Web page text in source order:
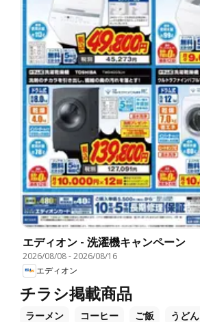
エディオン - 洗濯機キャンペーン
2026/08/08-2026/08/16
エディオン
チラシ掲載商品
ラーメン コーヒー ご飯 うどん